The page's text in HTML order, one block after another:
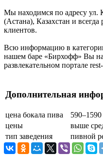
Мы находимся по адресу ул.
(Астана), Казахстан и
клиентов.
Всю информацию в
нашем баре «Бирхофф» Вы
развлекательном портале
Дополнительная
цена бокала пива
590–1590
цены
выше
тип заведения
пивной